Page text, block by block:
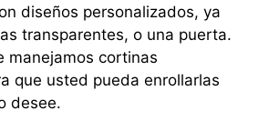
diseños personalizados, ya
transparentes, o una puerta.
manejamos cortinas
que usted pueda enrollarlas
desee.